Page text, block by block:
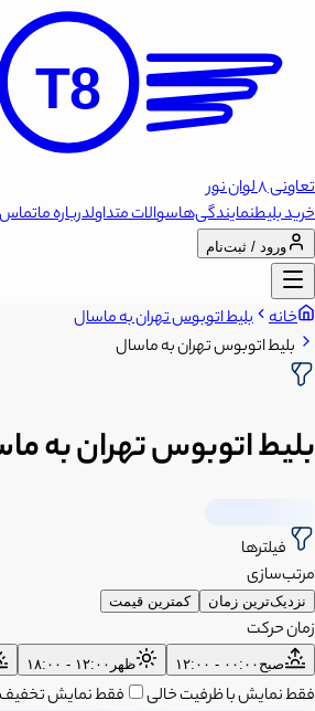
T8
تعاونی 8 لوان نور
خرید بلیطنمایندگی‌هاسوالات متداولدرباره ماتماس
ورود / ثبت‌نام
خانه بلیط اتوبوس تهران به ماسال
بلیط اتوبوس تهران به ماسال
بلیط اتوبوس تهران به
فیلترها
مرتب‌سازی
نزدیک‌ترین زمان کمترین قیمت
زمان حرکت
صبح ۰۰:۰۰ - ۱۲:۰۰ ظهر ۱۲:۰۰ - ۱۸:۰۰
فقط نمایش با ظرفیت خالی فقط نمایش